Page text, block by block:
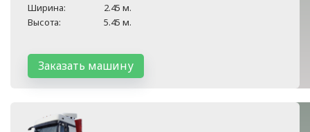
Ширина:
2.45 м.
Высота:
5.45 м.
Заказать машину